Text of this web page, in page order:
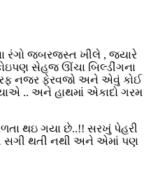
રંગો જબરજસ્ત ખીલે , જયારે
સેહજ ઊંચા બિલ્ડીંગના
નજર ફેરવજો અને એવું કોઈ
.. અને હાથમાં એકાદો ગરમ
થઇ ગયા છે..!! સરખું પેહરી
સગી થતી નથી અને એમાં પણ